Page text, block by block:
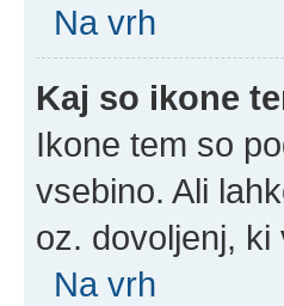
Na vrh
Kaj so ikone
Ikone tem so
vsebino. Ali
oz. dovoljenj,
Na vrh